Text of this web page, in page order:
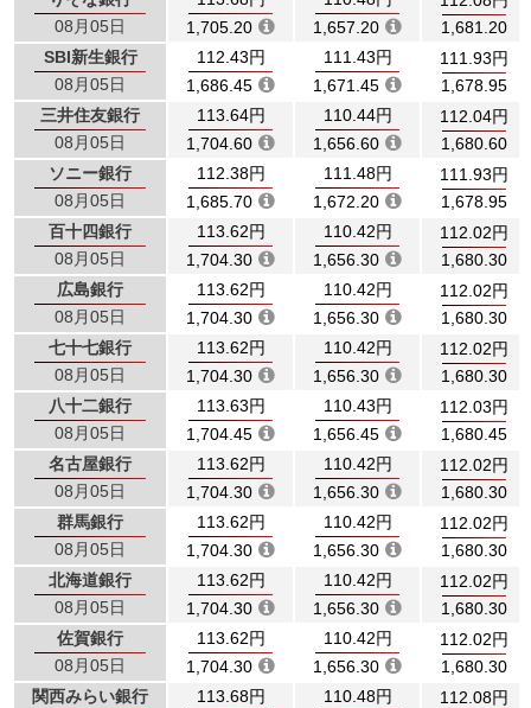
08月05日
1,705.20
1,657.20
1,681.20
SBI新生銀行
08月05日
112.43円
1,686.45
111.43円
1,671.45
111.93円
1,678.95
三井住友銀行
08月05日
113.64円
1,704.60
110.44円
1,656.60
112.04円
1,680.60
ソニー銀行
08月05日
112.38円
1,685.70
111.48円
1,672.20
111.93円
1,678.95
百十四銀行
08月05日
113.62円
1,704.30
110.42円
1,656.30
112.02円
1,680.30
広島銀行
08月05日
113.62円
1,704.30
110.42円
1,656.30
112.02円
1,680.30
七十七銀行
08月05日
113.62円
1,704.30
110.42円
1,656.30
112.02円
1,680.30
八十二銀行
08月05日
113.63円
1,704.45
110.43円
1,656.45
112.03円
1,680.45
名古屋銀行
08月05日
113.62円
1,704.30
110.42円
1,656.30
112.02円
1,680.30
群馬銀行
08月05日
113.62円
1,704.30
110.42円
1,656.30
112.02円
1,680.30
北海道銀行
08月05日
113.62円
1,704.30
110.42円
1,656.30
112.02円
1,680.30
佐賀銀行
08月05日
113.62円
1,704.30
110.42円
1,656.30
112.02円
1,680.30
関西みらい銀行
113.68円
110.48円
112.08円